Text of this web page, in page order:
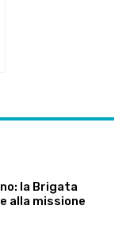
la Brigata
alla missione